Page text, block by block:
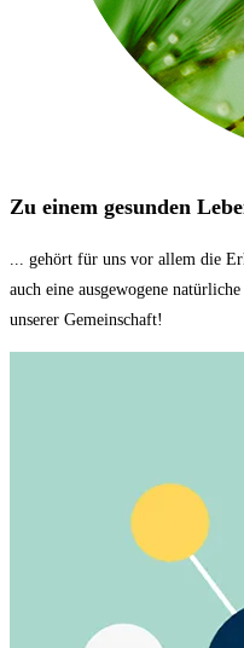
Zu einem gesunden
... gehört für uns vor allem die
auch eine ausgewogene
unserer Gemeinschaft!